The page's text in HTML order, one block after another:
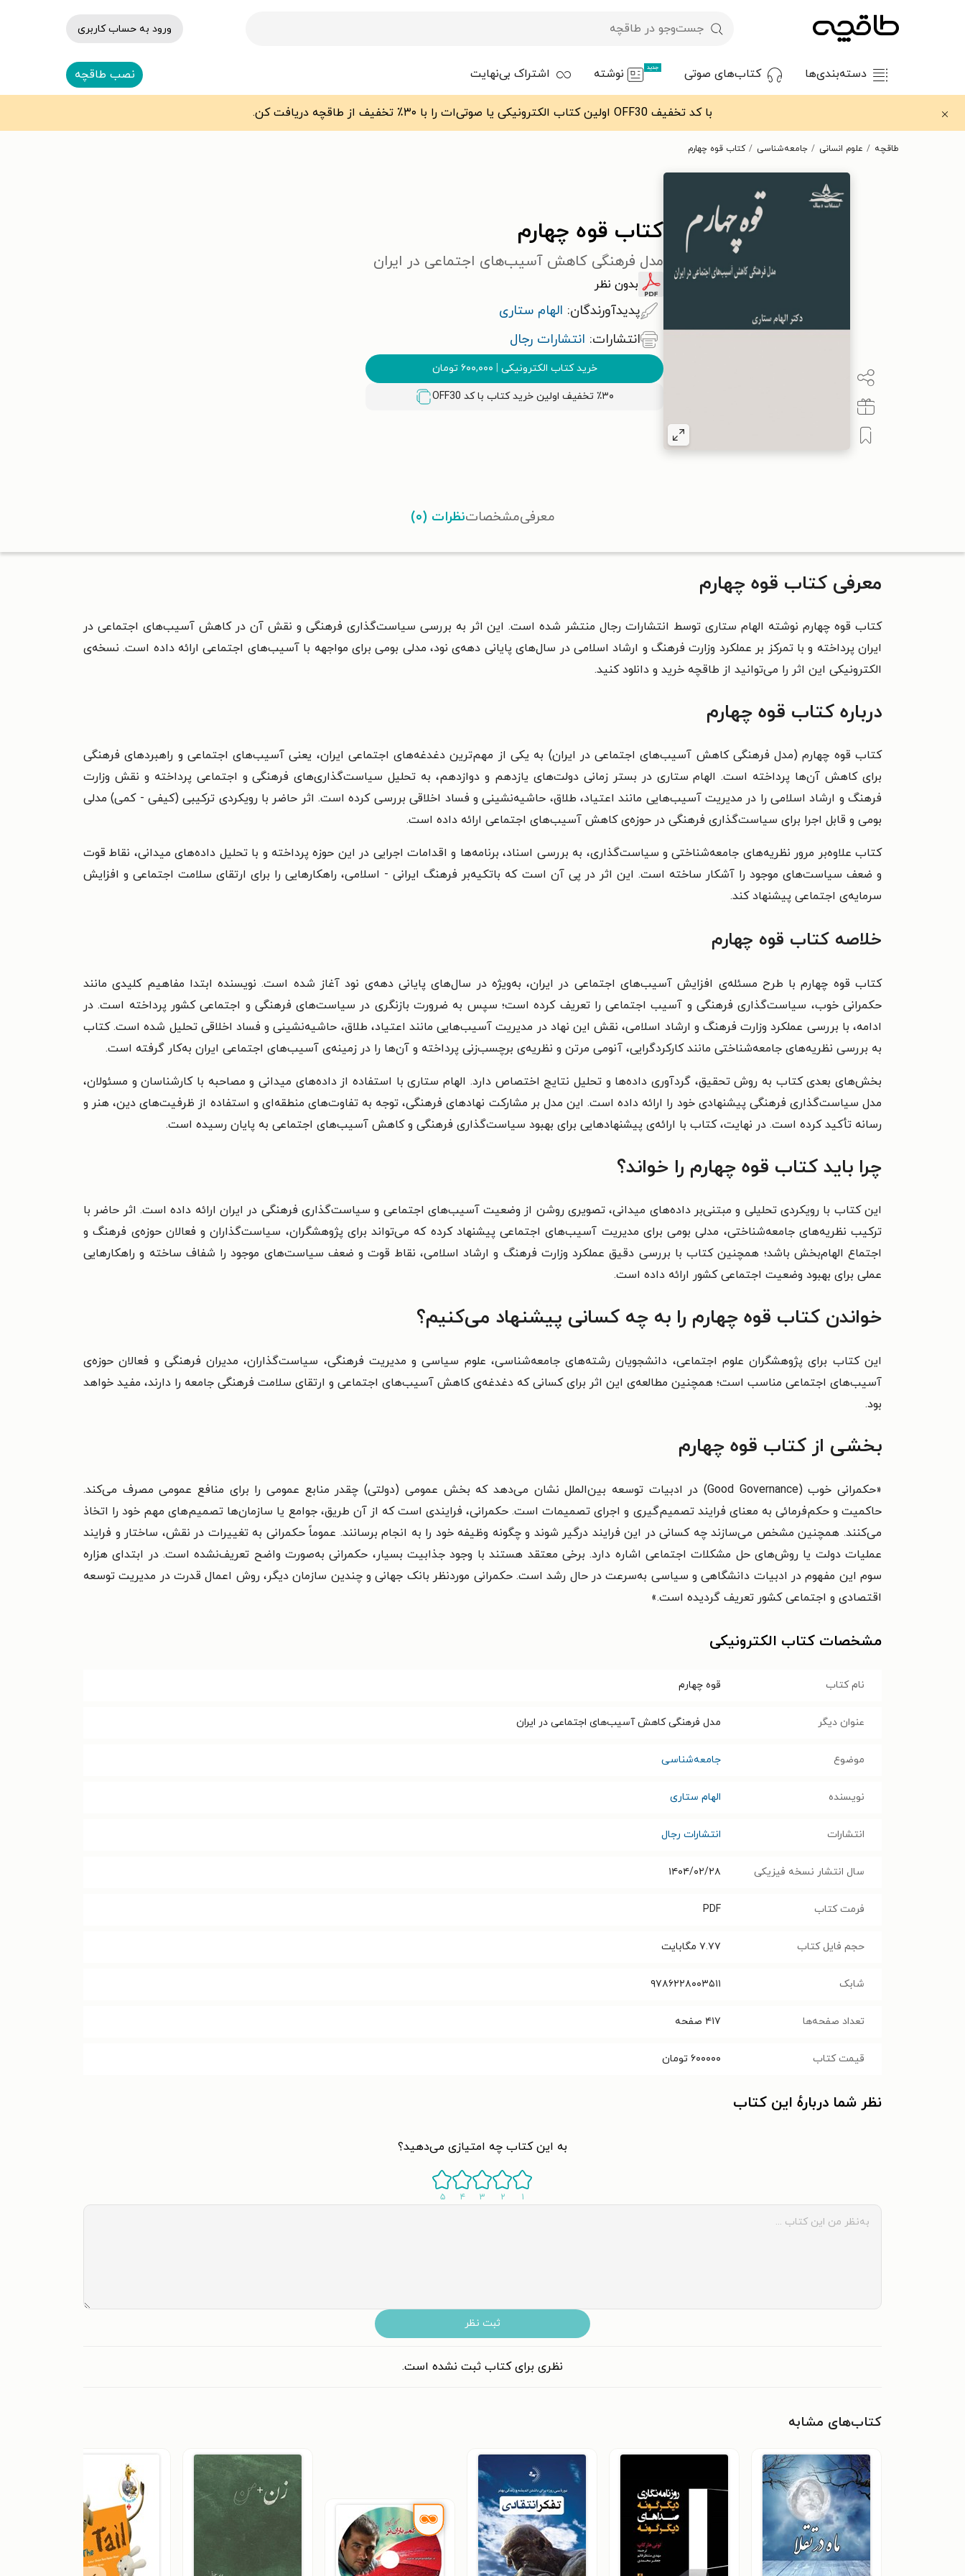
ورود به حساب کاربری
دسته‌بندی‌ها کتاب‌های صوتی جدید نوشته اشتراک بی‌نهایت نصب طاقچه
با کد تخفیف OFF30 اولین کتاب الکترونیکی یا صوتی‌ات را با ۳۰٪ تخفیف از طاقچه دریافت کن.
طاقچه علوم انسانی جامعه‌شناسی کتاب قوه چهارم
کتاب قوه چهارم
مدل فرهنگی کاهش آسیب‌های اجتماعی در ایران
بدون نظر
پدیدآورندگان: الهام ستاری
انتشارات: انتشارات رجال
خرید کتاب الکترونیکی | ۶۰۰,۰۰۰ تومان
٪۳۰ تخفیف اولین خرید کتاب با کد OFF30
معرفیمشخصاتنظرات (۰)
معرفی کتاب قوه چهارم
کتاب قوه چهارم نوشته الهام ستاری توسط انتشارات رجال منتشر شده است. این اثر به بررسی سیاست‌گذاری فرهنگی و نقش آن در کاهش آسیب‌های اجتماعی در
ایران پرداخته و با تمرکز بر عملکرد وزارت فرهنگ و ارشاد اسلامی در سال‌های پایانی دهه‌ی نود، مدلی بومی برای مواجهه با آسیب‌های اجتماعی ارائه داده است. نسخه‌ی
الکترونیکی این اثر را می‌توانید از طاقچه خرید و دانلود کنید.
درباره کتاب قوه چهارم
کتاب قوه چهارم (مدل فرهنگی کاهش آسیب‌های اجتماعی در ایران) به یکی از مهم‌ترین دغدغه‌های اجتماعی ایران، یعنی آسیب‌های اجتماعی و راهبردهای فرهنگی
برای کاهش آن‌ها پرداخته است. الهام ستاری در بستر زمانی دولت‌های یازدهم و دوازدهم، به تحلیل سیاست‌گذاری‌های فرهنگی و اجتماعی پرداخته و نقش وزارت
فرهنگ و ارشاد اسلامی را در مدیریت آسیب‌هایی مانند اعتیاد، طلاق، حاشیه‌نشینی و فساد اخلاقی بررسی کرده است. اثر حاضر با رویکردی ترکیبی (کیفی - کمی) مدلی
بومی و قابل اجرا برای سیاست‌گذاری فرهنگی در حوزه‌ی کاهش آسیب‌های اجتماعی ارائه داده است.
کتاب علاوه‌بر مرور نظریه‌های جامعه‌شناختی و سیاست‌گذاری، به بررسی اسناد، برنامه‌ها و اقدامات اجرایی در این حوزه پرداخته و با تحلیل داده‌های میدانی، نقاط قوت
و ضعف سیاست‌های موجود را آشکار ساخته است. این اثر در پی آن است که باتکیه‌بر فرهنگ ایرانی - اسلامی، راهکارهایی را برای ارتقای سلامت اجتماعی و افزایش
سرمایه‌ی اجتماعی پیشنهاد کند.
خلاصه کتاب قوه چهارم
کتاب قوه چهارم با طرح مسئله‌ی افزایش آسیب‌های اجتماعی در ایران، به‌ویژه در سال‌های پایانی دهه‌ی نود آغاز شده است. نویسنده ابتدا مفاهیم کلیدی مانند
حکمرانی خوب، سیاست‌گذاری فرهنگی و آسیب اجتماعی را تعریف کرده است؛ سپس به ضرورت بازنگری در سیاست‌های فرهنگی و اجتماعی کشور پرداخته است. در
ادامه، با بررسی عملکرد وزارت فرهنگ و ارشاد اسلامی، نقش این نهاد در مدیریت آسیب‌هایی مانند اعتیاد، طلاق، حاشیه‌نشینی و فساد اخلاقی تحلیل شده است. کتاب
به بررسی نظریه‌های جامعه‌شناختی مانند کارکردگرایی، آنومی مرتن و نظریه‌ی برچسب‌زنی پرداخته و آن‌ها را در زمینه‌ی آسیب‌های اجتماعی ایران به‌کار گرفته است.
بخش‌های بعدی کتاب به روش تحقیق، گردآوری داده‌ها و تحلیل نتایج اختصاص دارد. الهام ستاری با استفاده از داده‌های میدانی و مصاحبه با کارشناسان و مسئولان،
مدل سیاست‌گذاری فرهنگی پیشنهادی خود را ارائه داده است. این مدل بر مشارکت نهادهای فرهنگی، توجه به تفاوت‌های منطقه‌ای و استفاده از ظرفیت‌های دین، هنر و
رسانه تأکید کرده است. در نهایت، کتاب با ارائه‌‌ی پیشنهادهایی برای بهبود سیاست‌گذاری فرهنگی و کاهش آسیب‌های اجتماعی به پایان رسیده است.
چرا باید کتاب قوه چهارم را خواند؟
این کتاب با رویکردی تحلیلی و مبتنی‌بر داده‌های میدانی، تصویری روشن از وضعیت آسیب‌های اجتماعی و سیاست‌گذاری فرهنگی در ایران ارائه داده است. اثر حاضر با
ترکیب نظریه‌های جامعه‌شناختی، مدلی بومی برای مدیریت آسیب‌های اجتماعی پیشنهاد کرده که می‌تواند برای پژوهشگران، سیاست‌گذاران و فعالان حوزه‌ی فرهنگ و
اجتماع الهام‌بخش باشد؛ همچنین کتاب با بررسی دقیق عملکرد وزارت فرهنگ و ارشاد اسلامی، نقاط قوت و ضعف سیاست‌های موجود را شفاف ساخته و راهکارهایی
عملی برای بهبود وضعیت اجتماعی کشور ارائه داده است.
خواندن کتاب قوه چهارم را به چه کسانی پیشنهاد می‌کنیم؟
این کتاب برای پژوهشگران علوم اجتماعی، دانشجویان رشته‌های جامعه‌شناسی، علوم سیاسی و مدیریت فرهنگی، سیاست‌گذاران، مدیران فرهنگی و فعالان حوزه‌ی
آسیب‌های اجتماعی مناسب است؛ همچنین مطالعه‌ی این اثر برای کسانی که دغدغه‌ی کاهش آسیب‌های اجتماعی و ارتقای سلامت فرهنگی جامعه را دارند، مفید خواهد
بود.
بخشی از کتاب قوه چهارم
«حکمرانی خوب (Good Governance) در ادبیات توسعه بین‌الملل نشان می‌دهد که بخش عمومی (دولتی) چقدر منابع عمومی را برای منافع عمومی مصرف می‌کند.
حاکمیت و حکم‌فرمائی به معنای فرایند تصمیم‌گیری و اجرای تصمیمات است. حکمرانی، فرایندی است که از آن طریق، جوامع یا سازمان‌ها تصمیم‌های مهم خود را اتخاذ
می‌کنند. همچنین مشخص می‌سازند چه کسانی در این فرایند درگیر شوند و چگونه وظیفه خود را به انجام برسانند. عموماً حکمرانی به تغییرات در نقش، ساختار و فرایند
عملیات دولت یا روش‌های حل مشکلات اجتماعی اشاره دارد. برخی معتقد هستند با وجود جذابیت بسیار، حکمرانی به‌صورت واضح تعریف‌نشده است. در ابتدای هزاره
سوم این مفهوم در ادبیات دانشگاهی و سیاسی به‌سرعت در حال رشد است. حکمرانی موردنظر بانک جهانی و چندین سازمان دیگر، روش اعمال قدرت در مدیریت توسعه
اقتصادی و اجتماعی کشور تعریف گردیده است.»
مشخصات کتاب الکترونیکی
نام کتاب قوه چهارم
عنوان دیگر مدل فرهنگی کاهش آسیب‌های اجتماعی در ایران
موضوع جامعه‌شناسی
نویسنده الهام ستاری
انتشارات انتشارات رجال
سال انتشار نسخه فیزیکی ۱۴۰۴/۰۲/۲۸
فرمت کتاب PDF
حجم فایل کتاب ۷.۷۷ مگابایت
شابک ۹۷۸۶۲۲۸۰۰۳۵۱۱
تعداد صفحه‌ها ۴۱۷ صفحه
قیمت کتاب ۶۰۰۰۰۰ تومان
نظر شما دربارهٔ این کتاب
به این کتاب چه امتیازی می‌دهید؟
۱ ۲ ۳ ۴ ۵
ثبت نظر
نظری برای کتاب ثبت نشده است.
کتاب‌های مشابه